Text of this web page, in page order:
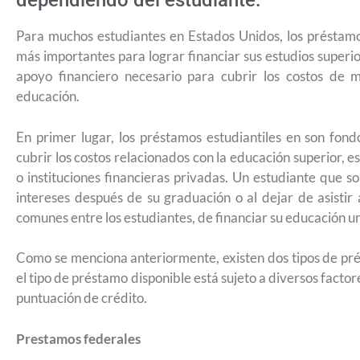
Para muchos estudiantes en Estados Unidos, los
más importantes para lograr financiar sus estudios
apoyo financiero necesario para cubrir los costos de
educación.
En primer lugar, los préstamos estudiantiles en son
cubrir los costos relacionados con la educación superior,
o instituciones financieras privadas. Un estudiante que
intereses después de su graduación o al dejar de
comunes entre los estudiantes, de financiar su educación
Como se menciona anteriormente, existen dos tipos de
el tipo de préstamo disponible está sujeto a diversos
puntuación de crédito.
Prestamos federales